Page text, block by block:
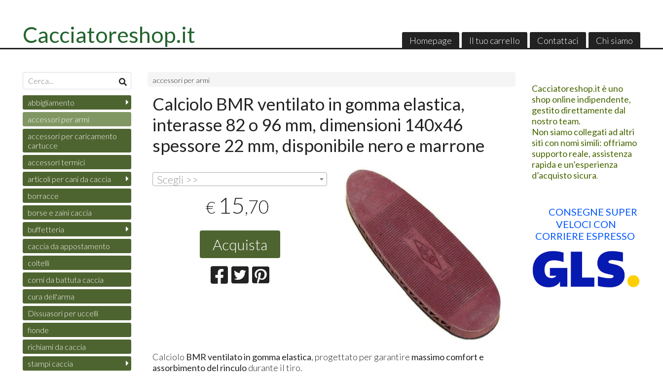
Homepage Il tuo carrello Contattaci Chi siamo
Cacciatoreshop.it
accessori per armi
Calciolo BMR ventilato in gomma elastica,
interasse 82 o 96 mm, dimensioni 140x46
spessore 22 mm, disponibile nero e marrone
Scegli >>
€ 15,70
Acquista
Calciolo BMR ventilato in gomma elastica, progettato per garantire massimo comfort e
assorbimento del rinculodurante il tiro.
abbigliamento
accessori per armi
accessori per caricamento
cartucce
accessori termici
articoli per cani da caccia
borracce
borse e zaini caccia
buffetteria
caccia da appostamento
coltelli
corni da battuta caccia
cura dell'arma
Dissuasori per uccelli
fionde
richiami da caccia
stampi caccia
Cacciatoreshop.it è uno
shop online indipendente,
gestito direttamente dal
nostro team.
Non siamo collegati ad altri
siti con nomi simili: offriamo
supporto reale, assistenza
rapida e un’esperienza
d’acquisto sicura.
CONSEGNE SUPER
VELOCI CON
CORRIERE ESPRESSO